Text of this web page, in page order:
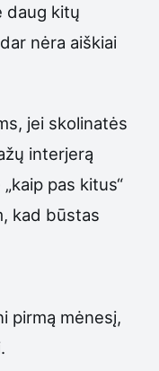
daug kitų
nėra aiškiai
jei skolinatės
interjerą
pas kitus“
kad būstas
pirmą mėnesį,